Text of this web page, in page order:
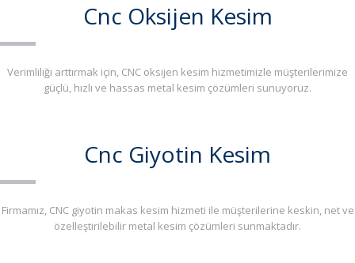
Cnc Oksijen Kesim
Verimliliği arttırmak için, CNC oksijen kesim hizmetimizle müşterilerimize
güçlü, hızlı ve hassas metal kesim çözümleri sunuyoruz.
Cnc Giyotin Kesim
Firmamız, CNC giyotin makas kesim hizmeti ile müşterilerine keskin, net ve
özelleştirilebilir metal kesim çözümleri sunmaktadır.